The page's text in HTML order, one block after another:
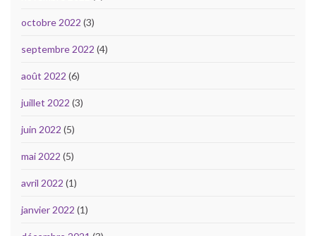
octobre 2022 (3)
septembre 2022 (4)
août 2022 (6)
juillet 2022 (3)
juin 2022 (5)
mai 2022 (5)
avril 2022 (1)
janvier 2022 (1)